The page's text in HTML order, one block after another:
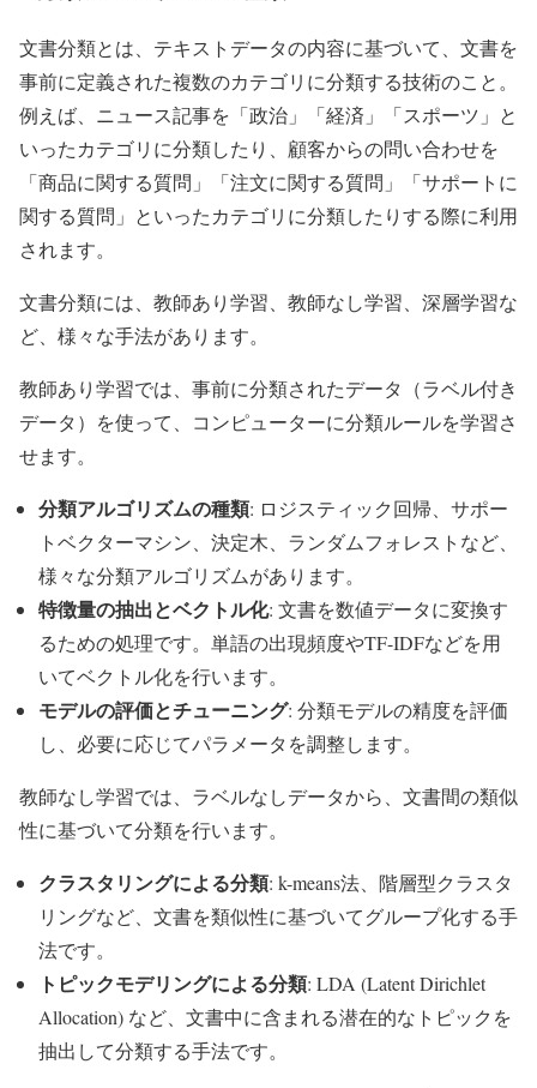
文書分類とは、テキストデータの内容に基づいて、文書を
事前に定義された複数のカテゴリに分類する技術のこと。
例えば、ニュース記事を「政治」「経済」「スポーツ」と
いったカテゴリに分類したり、顧客からの問い合わせを
「商品に関する質問」「注文に関する質問」「サポートに
関する質問」といったカテゴリに分類したりする際に利用
されます。
文書分類には、教師あり学習、教師なし学習、深層学習な
ど、様々な手法があります。
教師あり学習では、事前に分類されたデータ（ラベル付き
データ）を使って、コンピューターに分類ルールを学習さ
せます。
分類アルゴリズムの種類: ロジスティック回帰、サポー
トベクターマシン、決定木、ランダムフォレストなど、
様々な分類アルゴリズムがあります。
特徴量の抽出とベクトル化: 文書を数値データに変換す
るための処理です。単語の出現頻度やTF-IDFなどを用
いてベクトル化を行います。
モデルの評価とチューニング: 分類モデルの精度を評価
し、必要に応じてパラメータを調整します。
教師なし学習では、ラベルなしデータから、文書間の類似
性に基づいて分類を行います。
クラスタリングによる分類: k-means法、階層型クラスタ
リングなど、文書を類似性に基づいてグループ化する手
法です。
トピックモデリングによる分類: LDA (Latent Dirichlet
Allocation) など、文書中に含まれる潜在的なトピックを
抽出して分類する手法です。